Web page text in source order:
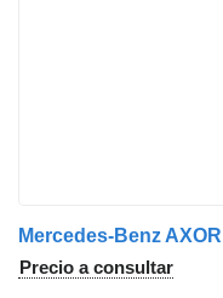
Mercedes-Benz
Precio a consultar